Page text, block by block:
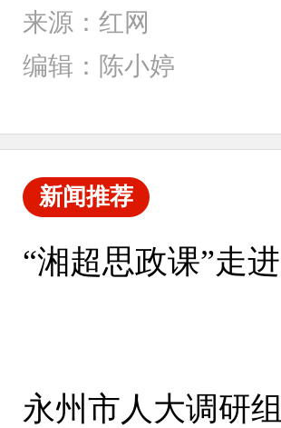
来源：红网
编辑：陈小婷
新闻推荐
“湘超思政课”走
永州市人大调研